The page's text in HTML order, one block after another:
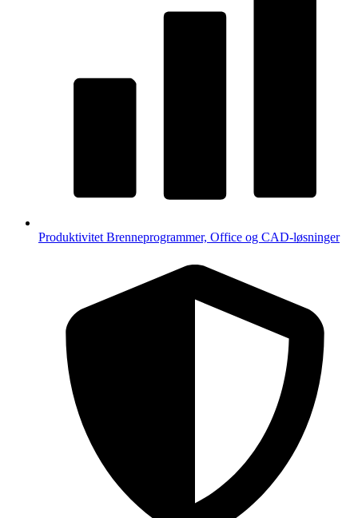
Produktivitet Brenneprogrammer, Office og CAD-løsninger